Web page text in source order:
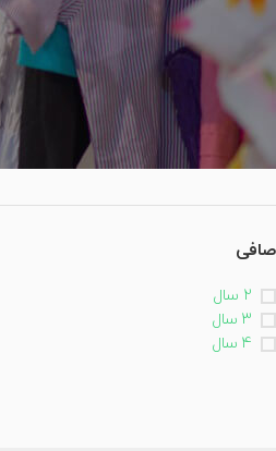
قرمز
گلبهی
یاسی
صافی
2 سال
3 سال
4 سال